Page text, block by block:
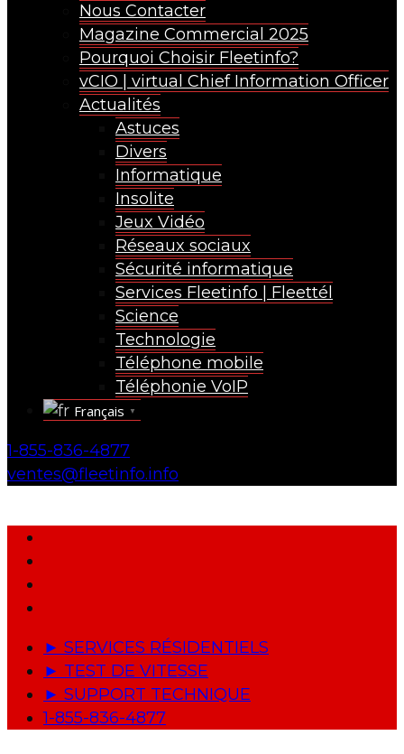
Nous Contacter
Magazine Commercial 2025
Pourquoi Choisir Fleetinfo?
vCIO | virtual Chief Information Officer
Actualités
Astuces
Divers
Informatique
Insolite
Jeux Vidéo
Réseaux sociaux
Sécurité informatique
Services Fleetinfo | Fleettél
Science
Technologie
Téléphone mobile
Téléphonie VoIP
Français ▼
1-855-836-4877
ventes@fleetinfo.info
► SERVICES RÉSIDENTIELS
► TEST DE VITESSE
► SUPPORT TECHNIQUE
1-855-836-4877